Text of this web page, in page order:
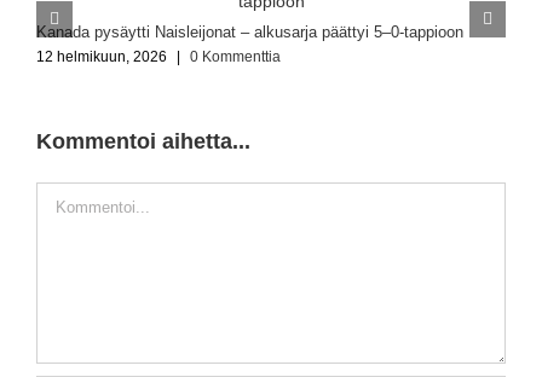
Kanada pysäytti Naisleijonat – alkusarja päättyi 5–0-tappioon
12 helmikuun, 2026 0 Kommenttia
Kommentoi aihetta...